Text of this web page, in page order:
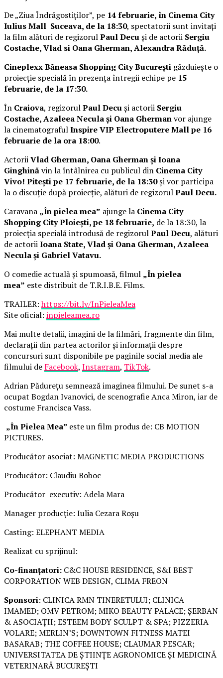
De „Ziua Îndrăgostiților”, pe 14 februarie, în Cinema City
Iulius Mall Suceava, de la 18:30, spectatorii sunt invitați
la film alături de regizorulPaul Decuși de actorii Sergiu
Costache, Vlad si Oana Gherman, Alexandra Răduță.
Cineplexx Băneasa Shopping City București găzduiește o
proiecție specială în prezența întregii echipe pe 15
februarie, de la 17:30.
În Craiova, regizorulPaul Decuși actorii Sergiu
Costache, Azaleea Necula și Oana Ghermanvor ajunge
la cinematografulInspire VIP Electroputere Mall pe 16
februarie de la ora 18:00.
ActoriiVlad Gherman, Oana Gherman și Ioana
Ginghinăvin la întâlnirea cu publicul din Cinema City
Vivo! Pitești pe 17 februarie, de la 18:30și vor participa
la o discuție după proiecție, alături de regizorulPaul Decu.
Caravana „În pielea mea” ajunge la Cinema City
Shopping City Ploiești, pe 18 februarie, de la 18:30, la
proiecția specială introdusă de regizorulPaul Decu, alături
de actoriiIoana State, Vlad și Oana Gherman, Azaleea
Necula și Gabriel Vatavu.
O comedie actuală și spumoasă, filmul „În pielea
mea” este distribuit de T.R.I.B.E. Films.
TRAILER:https://bit.ly/InPieleaMea
Site oficial: inpieleamea.ro
Mai multe detalii, imagini de la filmări, fragmente din film,
declarații din partea actorilor și informații despre
concursuri sunt disponibile pe paginile social media ale
filmului de Facebook, Instagram, TikTok.
Adrian Pădurețu semnează imaginea filmului. De sunet s-a
ocupat Bogdan Ivanovici, de scenografie Anca Miron, iar de
costume Francisca Vass.
„În Pielea Mea” este un film produs de: CB MOTION
PICTURES.
Producător asociat: MAGNETIC MEDIA PRODUCTIONS
Producător: Claudiu Boboc
Producător executiv: Adela Mara
Manager producție: Iulia Cezara Roșu
Casting: ELEPHANT MEDIA
Realizat cu sprijinul:
Co-finanțatori: C&C HOUSE RESIDENCE, S&I BEST
CORPORATION WEB DESIGN, CLIMA FREON
Sponsori: CLINICA RMN TINERETULUI; CLINICA
IMAMED; OMV PETROM; MIKO BEAUTY PALACE; ȘERBAN
& ASOCIAȚII; ESTEEM BODY SCULPT & SPA; PIZZERIA
VOLARE; MERLIN’S; DOWNTOWN FITNESS MATEI
BASARAB; THE COFFEE HOUSE; CLAUMAR PESCAR;
UNIVERSITATEA DE ȘTIINȚE AGRONOMICE ȘI MEDICINĂ
VETERINARĂ BUCUREȘTI